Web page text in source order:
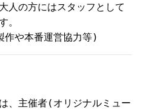
人の方にはスタッフとして
。
作や本番運営協力等)
、主催者(オリジナルミュー